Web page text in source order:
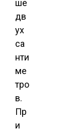
ше
дв
ух
са
нти
ме
тро
в.
Пр
и